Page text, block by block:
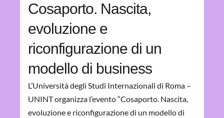
Cosaporto. Nascita,
evoluzione e
riconfigurazione di un
modello di business
L’Università degli Studi Internazionali di Roma –
UNINT organizza l’evento “Cosaporto. Nascita,
evoluzione e riconfigurazione di un modello di